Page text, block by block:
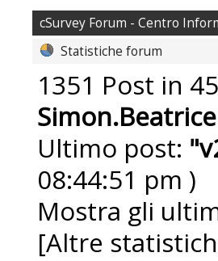
cSurvey Forum - Centro
Statistiche forum
1351 Post in
Ultimo post: "
08:44:51 pm )
Mostra gli
[Altre